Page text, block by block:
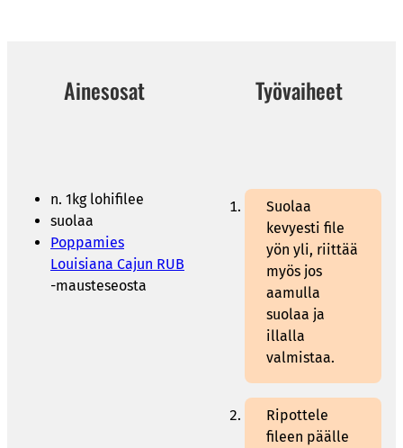
Ainesosat Työvaiheet
n. 1kg lohifilee
suolaa
Poppamies
Louisiana Cajun RUB
-mausteseosta
Suolaa
kevyesti file
yön yli, riittää
myös jos
aamulla
suolaa ja
illalla
valmistaa.
Ripottele
fileen päälle